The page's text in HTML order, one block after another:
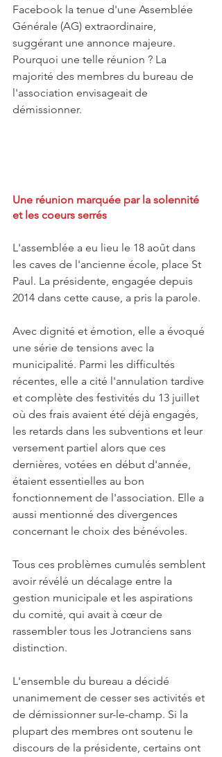
Facebook la tenue d'une Assemblée
Générale (AG) extraordinaire,
suggérant une annonce majeure.
Pourquoi une telle réunion ? La
majorité des membres du bureau de
l'association envisageait de
démissionner.
Une réunion marquée par la solennité
et les coeurs serrés
L'assemblée a eu lieu le 18 août dans
les caves de l'ancienne école, place St
Paul. La présidente, engagée depuis
2014 dans cette cause, a pris la parole.
Avec dignité et émotion, elle a évoqué
une série de tensions avec la
municipalité. Parmi les difficultés
récentes, elle a cité l'annulation tardive
et complète des festivités du 13 juillet
où des frais avaient été déjà engagés,
les retards dans les subventions et leur
versement partiel alors que ces
dernières, votées en début d'année,
étaient essentielles au bon
fonctionnement de l'association. Elle a
aussi mentionné des divergences
concernant le choix des bénévoles.
Tous ces problèmes cumulés semblent
avoir révélé un décalage entre la
gestion municipale et les aspirations
du comité, qui avait à cœur de
rassembler tous les Jotranciens sans
distinction.
L'ensemble du bureau a décidé
unanimement de cesser ses activités et
de démissionner sur-le-champ. Si la
plupart des membres ont soutenu le
discours de la présidente, certains ont